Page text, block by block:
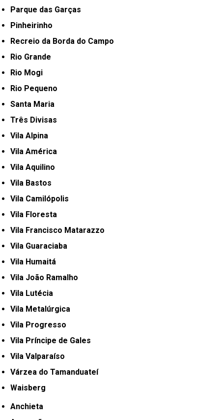
Parque das Garças
Pinheirinho
Recreio da Borda do Campo
Rio Grande
Rio Mogi
Rio Pequeno
Santa Maria
Três Divisas
Vila Alpina
Vila América
Vila Aquilino
Vila Bastos
Vila Camilópolis
Vila Floresta
Vila Francisco Matarazzo
Vila Guaraciaba
Vila Humaitá
Vila João Ramalho
Vila Lutécia
Vila Metalúrgica
Vila Progresso
Vila Príncipe de Gales
Vila Valparaíso
Várzea do Tamanduateí
Waisberg
Anchieta